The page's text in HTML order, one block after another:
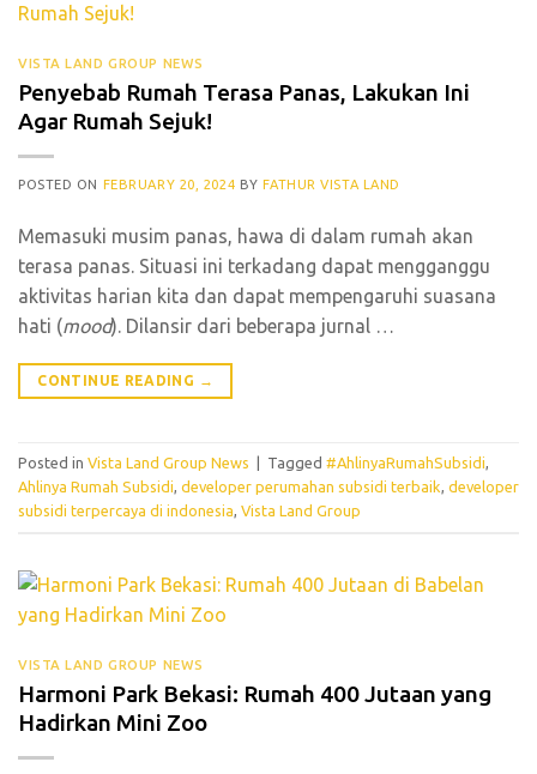
VISTA LAND GROUP NEWS
Penyebab Rumah Terasa Panas, Lakukan Ini
Agar Rumah Sejuk!
POSTED ON FEBRUARY 20, 2024 BYFATHUR VISTA LAND
Memasuki musim panas, hawa di dalam rumah akan
terasa panas. Situasi ini terkadang dapat mengganggu
aktivitas harian kita dan dapat mempengaruhi suasana
hati (mood). Dilansir dari beberapa jurnal …
CONTINUE READING →
Posted in Vista Land Group News Tagged #AhlinyaRumahSubsidi,
Ahlinya Rumah Subsidi, developer perumahan subsidi terbaik, developer
subsidi terpercaya di indonesia, Vista Land Group
VISTA LAND GROUP NEWS
Harmoni Park Bekasi: Rumah 400 Jutaan yang
Hadirkan Mini Zoo